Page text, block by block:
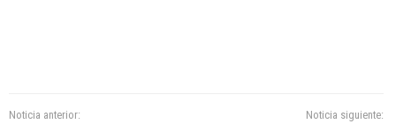
Noticia anterior: Noticia siguiente: